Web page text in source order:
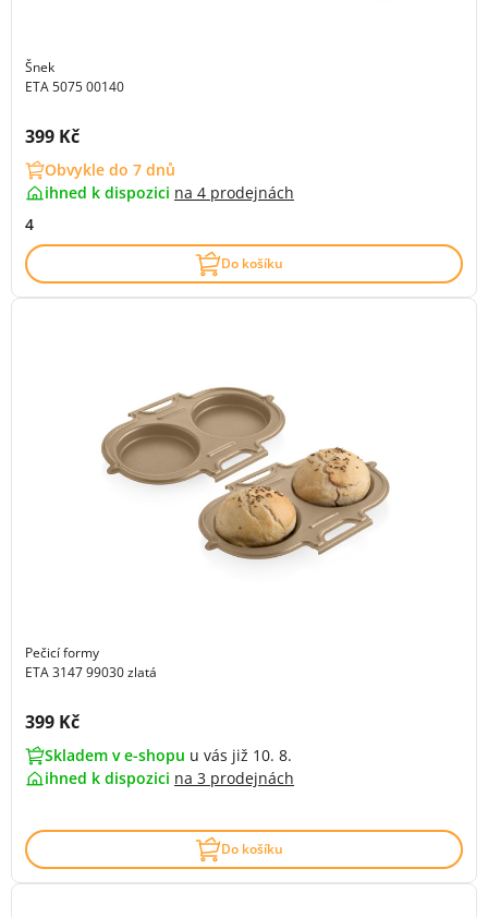
Šnek
ETA 5075 00140
Cena s DPH:
399 Kč
Obvykle do 7 dnů
ihned k dispozici na 4 prodejnách
4
Do košíku
Pečicí formy
ETA 3147 99030 zlatá
Cena s DPH:
399 Kč
Skladem v e-shopu u vás již 10. 8.
ihned k dispozici na 3 prodejnách
Do košíku